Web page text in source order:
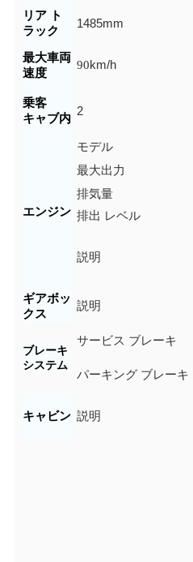
リア ト
ラック
1485mm
最大車両
速度
90km/h
乗客
キャブ内
2
エンジン
モデル
最大出力
排気量
排出 レベル
説明
ギアボッ
クス
説明
ブレーキ
システム
サービス ブレーキ
パーキング ブレーキ
キャビン 説明